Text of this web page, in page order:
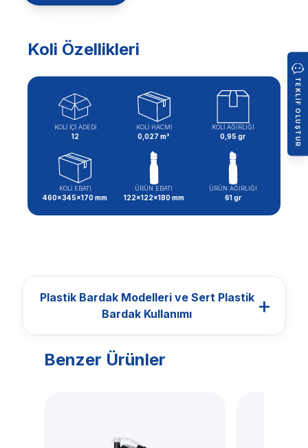
Koli Özellikleri
KOLİ İÇİ ADEDİ
12
KOLİ HACMİ
0,027 m³
KOLİ AĞIRLIĞI
0,95 gr
KOLİ EBATI
460x345x170 mm
ÜRÜN EBATI
122x122x180 mm
ÜRÜN AĞIRLIĞI
61 gr
Plastik Bardak Modelleri ve Sert Plastik
Bardak Kullanımı
+
Modelleri ve Sert
Benzer Ürünler
TEKLIF OLUŞTUR